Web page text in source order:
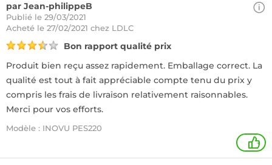
par Jean-philippeB
Publié le 29/03/2021
Acheté le 27/02/2021 chez LDLC
Bon rapport qualité prix
Produit bien reçu assez rapidement. Emballage correct. La
qualité est tout à fait appréciable compte tenu du prix y
compris les frais de livraison relativement raisonnables.
Merci pour vos efforts.
Modèle : INOVU PES220
+